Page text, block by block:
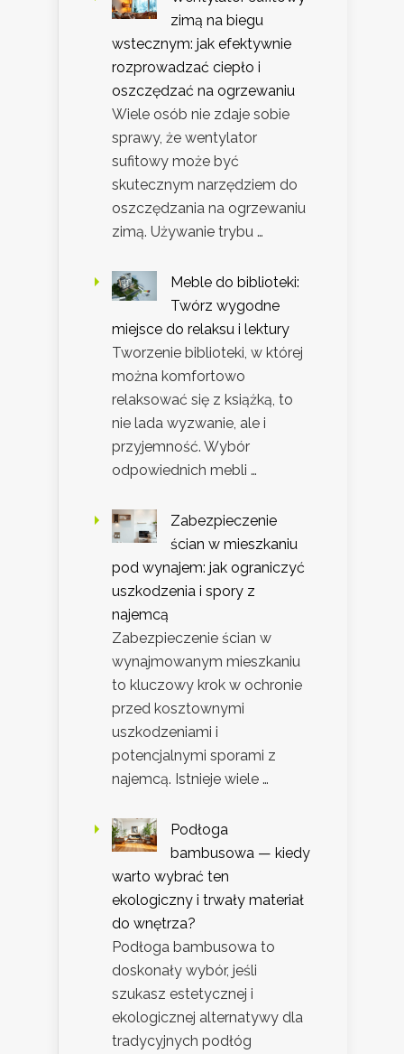
zimą na biegu
wstecznym: jak efektywnie
rozprowadzać ciepło i
oszczędzać na ogrzewaniu
Wiele osób nie zdaje sobie
sprawy, że wentylator
sufitowy może być
skutecznym narzędziem do
oszczędzania na ogrzewaniu
zimą. Używanie trybu …
Meble do biblioteki:
Twórz wygodne
miejsce do relaksu i lektury
Tworzenie biblioteki, w której
można komfortowo
relaksować się z książką, to
nie lada wyzwanie, ale i
przyjemność. Wybór
odpowiednich mebli …
Zabezpieczenie
ścian w mieszkaniu
pod wynajem: jak ograniczyć
uszkodzenia i spory z
najemcą
Zabezpieczenie ścian w
wynajmowanym mieszkaniu
to kluczowy krok w ochronie
przed kosztownymi
uszkodzeniami i
potencjalnymi sporami z
najemcą. Istnieje wiele …
Podłoga
bambusowa — kiedy
warto wybrać ten
ekologiczny i trwały materiał
do wnętrza?
Podłoga bambusowa to
doskonały wybór, jeśli
szukasz estetycznej i
ekologicznej alternatywy dla
tradycyjnych podłóg